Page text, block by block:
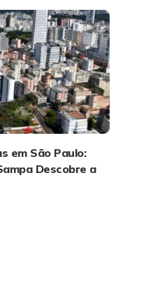
em São Paulo:
Descobre a